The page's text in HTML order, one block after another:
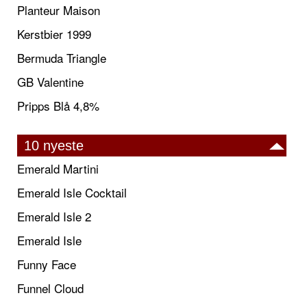
Planteur Maison
Kerstbier 1999
Bermuda Triangle
GB Valentine
Pripps Blå 4,8%
10 nyeste
Emerald Martini
Emerald Isle Cocktail
Emerald Isle 2
Emerald Isle
Funny Face
Funnel Cloud